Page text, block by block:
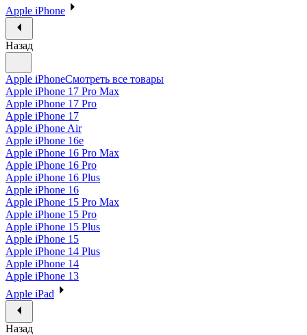
Apple iPhone
Назад
Apple iPhoneСмотреть все товары
Apple iPhone 17 Pro Max
Apple iPhone 17 Pro
Apple iPhone 17
Apple iPhone Air
Apple iPhone 16e
Apple iPhone 16 Pro Max
Apple iPhone 16 Pro
Apple iPhone 16 Plus
Apple iPhone 16
Apple iPhone 15 Pro Max
Apple iPhone 15 Pro
Apple iPhone 15 Plus
Apple iPhone 15
Apple iPhone 14 Plus
Apple iPhone 14
Apple iPhone 13
Apple iPad
Назад